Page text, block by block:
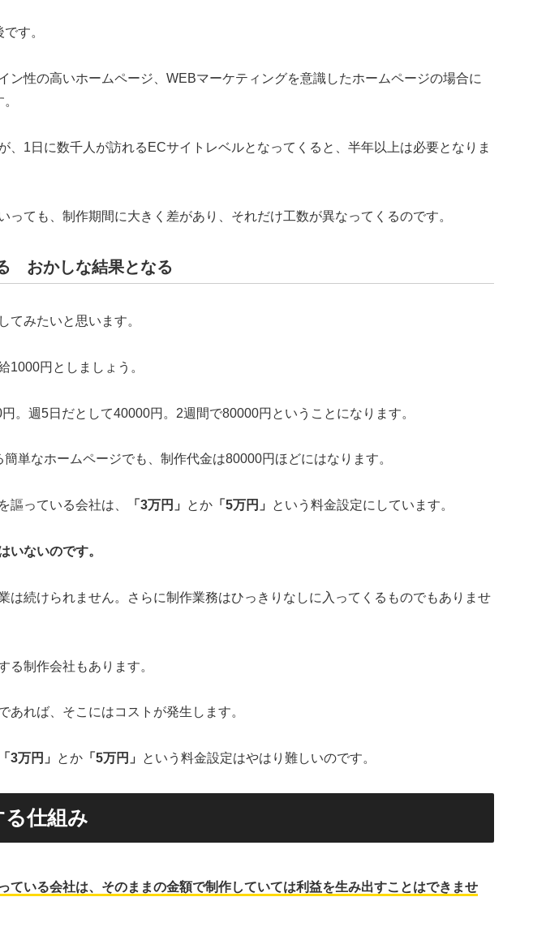
す。
ン性の高いホームページ、WEBマーケティングを意識したホームページの場合に
、1日に数千人が訪れるECサイトレベルとなってくると、半年以上は必要となりま
っても、制作期間に大きく差があり、それだけ工数が異なってくるのです。
おかしな結果となる
てみたいと思います。
1000円としましょう。
。週5日だとして40000円。2週間で80000円ということになります。
単なホームページでも、制作代金は80000円ほどにはなります。
謳っている会社は、 「3万円」 とか 「5万円」 という料金設定にしています。
いないのです。
は続けられません。さらに制作業務はひっきりなしに入ってくるものでもありませ
る制作会社もあります。
あれば、そこにはコストが発生します。
「3万円」 とか 「5万円」 という料金設定はやはり難しいのです。
る仕組み
ている会社は、そのままの金額で制作していては利益を生み出すことはできませ